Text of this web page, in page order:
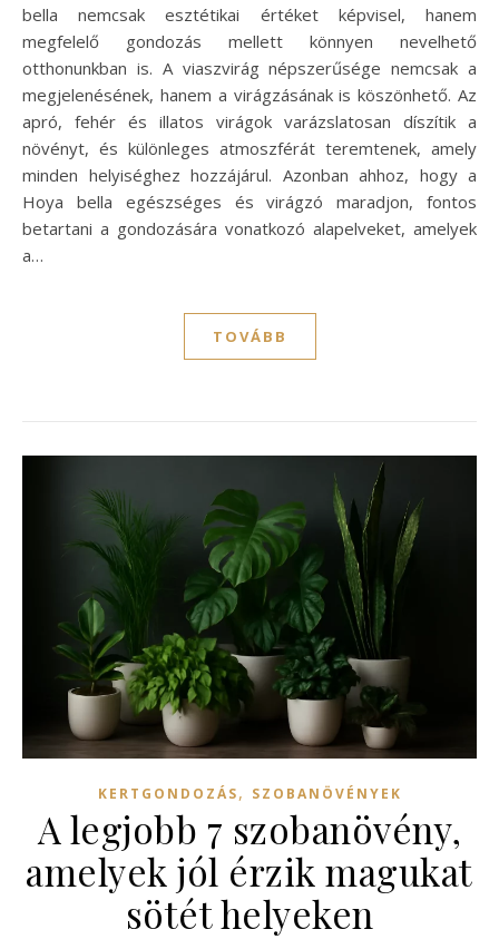
bella nemcsak esztétikai értéket képvisel, hanem
megfelelő gondozás mellett könnyen nevelhető
otthonunkban is. A viaszvirág népszerűsége nemcsak a
megjelenésének, hanem a virágzásának is köszönhető. Az
apró, fehér és illatos virágok varázslatosan díszítik a
növényt, és különleges atmoszférát teremtenek, amely
minden helyiséghez hozzájárul. Azonban ahhoz, hogy a
Hoya bella egészséges és virágzó maradjon, fontos
betartani a gondozására vonatkozó alapelveket, amelyek
a…
TOVÁBB
KERTGONDOZÁS, SZOBANÖVÉNYEK
A legjobb 7 szobanövény,
amelyek jól érzik magukat
sötét helyeken